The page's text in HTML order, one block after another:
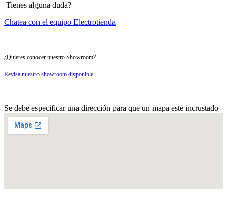
Tienes alguna duda?
Chatea con el equipo Electrotienda
¿Quieres conocer nuestro Showroom?
Revisa nuestro showroom disponible
Se debe especificar una dirección para que un mapa esté incrustado